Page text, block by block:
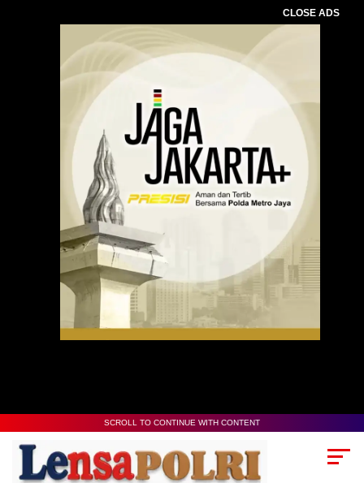
CLOSE ADS
SCROLL TO CONTINUE WITH CONTENT